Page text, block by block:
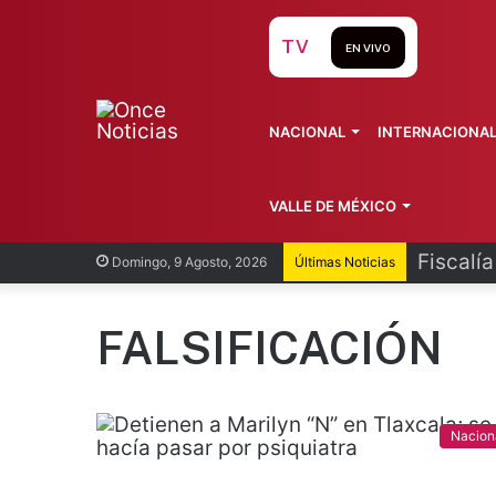
Domingo, 9 Agosto, 2026 Últimas Noticias
TV EN VIVO
NACIONAL INTERNACIONAL
VALLE DE MÉXICO
FALSIFICACIÓN